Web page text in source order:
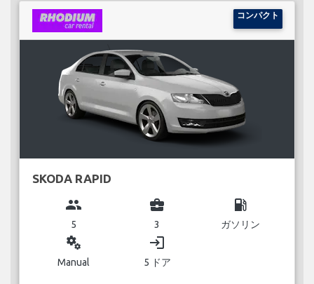
コンパクト
SKODA RAPID
group
5
business_center
3
local_gas_station
ガソリン
miscellaneous_services
Manual
login
5 ドア